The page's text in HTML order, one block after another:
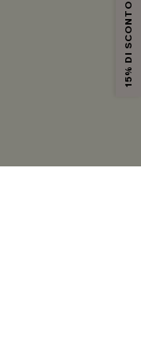
15% DI SCONTO